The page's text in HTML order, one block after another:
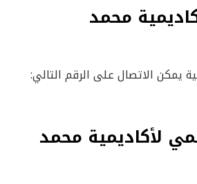
محمد
يمكن الاتصال على الرقم التالي:
لأكاديمية محمد